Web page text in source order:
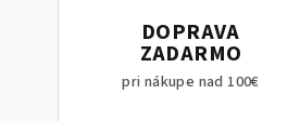
DOPRAVA
ZADARMO
pri nákupe nad 100€